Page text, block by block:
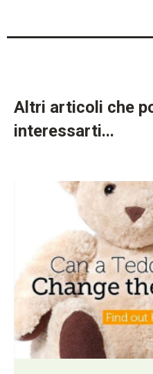
Altri articoli che
interessarti...